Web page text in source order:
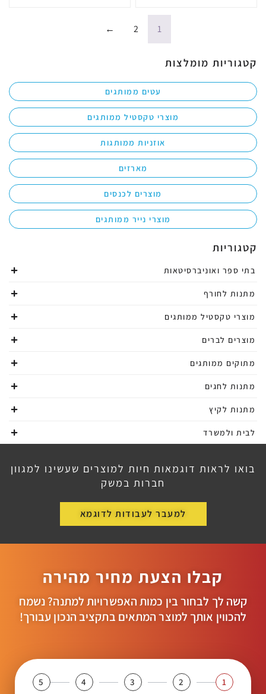
קטגוריות מומלצות
עטים ממותגים
מוצרי טקסטיל ממותגים
אוזניות ממותגות
מארזים
מוצרים לכנסים
מוצרי נייר ממותגים
קטגוריות
בתי ספר ואוניברסיטאות
מתנות לחורף
מוצרי טקסטיל ממותגים
מוצרים לברים
מתוקים ממותגים
מתנות לחגים
מתנות לקיץ
לבית ולמשרד
1
2
←
בואו לראות דוגמאות חיות למוצרים שעשינו למגוון
חברות במשק
למעבר לעבודות לדוגמא
קבלו הצעת מחיר מהירה
קשה לך לבחור בין כמות האפשרויות למתנה? נשמח
להכווין אותך למוצר המתאים בתקציב הנכון עבורך!
1
2
3
4
5